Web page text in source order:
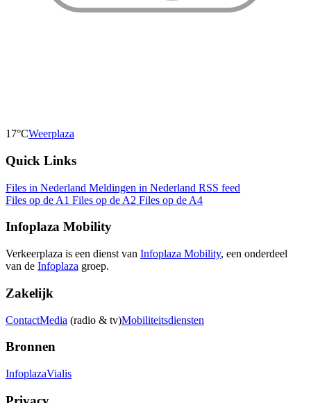
17°CWeerplaza
Quick Links
Files in Nederland Meldingen in Nederland RSS feed
Files op de A1 Files op de A2 Files op de A4
Infoplaza Mobility
Verkeerplaza is een dienst van Infoplaza Mobility, een onderdeel
van de Infoplaza groep.
Zakelijk
ContactMedia (radio & tv)Mobiliteitsdiensten
Bronnen
InfoplazaVialis